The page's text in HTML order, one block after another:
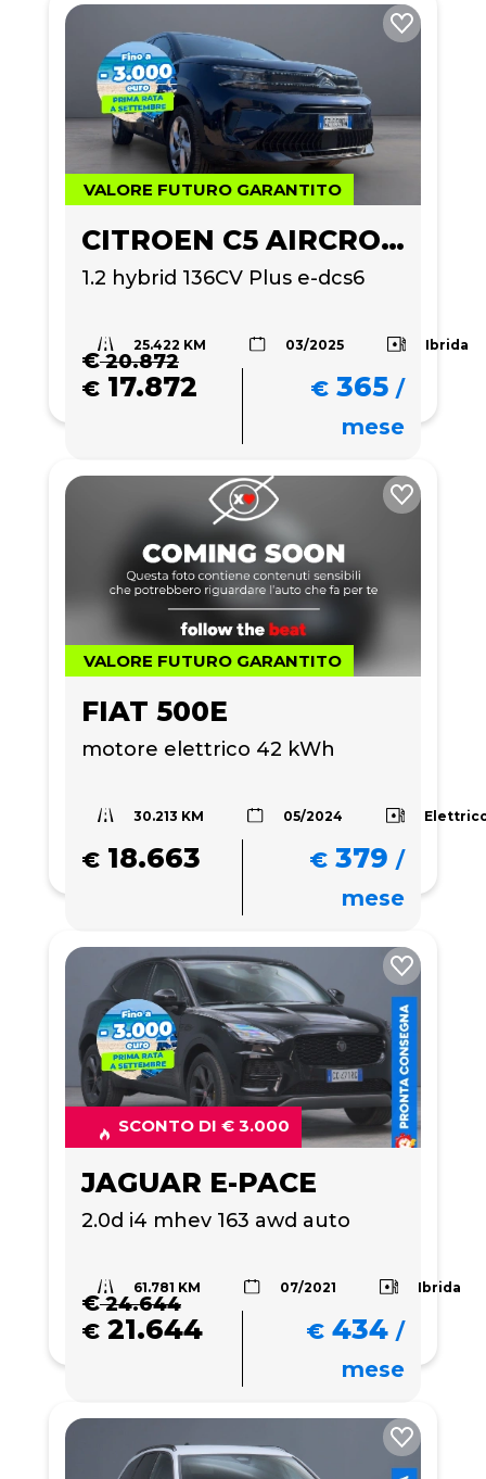
VALORE FUTURO GARANTITO
CITROEN C5 AIRCROSS
1.2 hybrid 136CV Plus e-dcs6
25.422 KM 03/2025 Ibrida
€20.872
€ 17.872 € 365 /
mese
VALORE FUTURO GARANTITO
FIAT 500E
motore elettrico 42 kWh
30.213 KM 05/2024
€ 18.663 € 379 /
mese
SCONTO DI € 3.000
JAGUAR E-PACE
2.0d i4 mhev 163 awd auto
61.781 KM 07/2021 Ibrida
€24.644
€ 21.644 € 434 /
mese